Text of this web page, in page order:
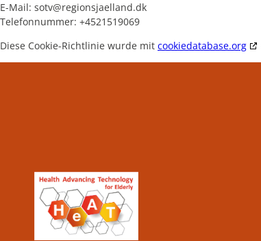
E-Mail: sotv@regionsjaelland.dk
Telefonnummer: +4521519069
Diese Cookie-Richtlinie wurde mit cookiedatabase.org